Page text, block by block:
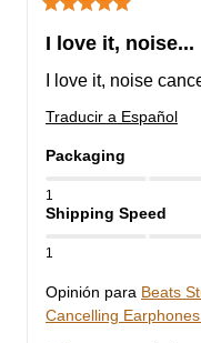
I love it, noise...
I love it, noise
Traducir a Español
Packaging
1
Shipping Speed
1
Opinión para Beats
Cancelling